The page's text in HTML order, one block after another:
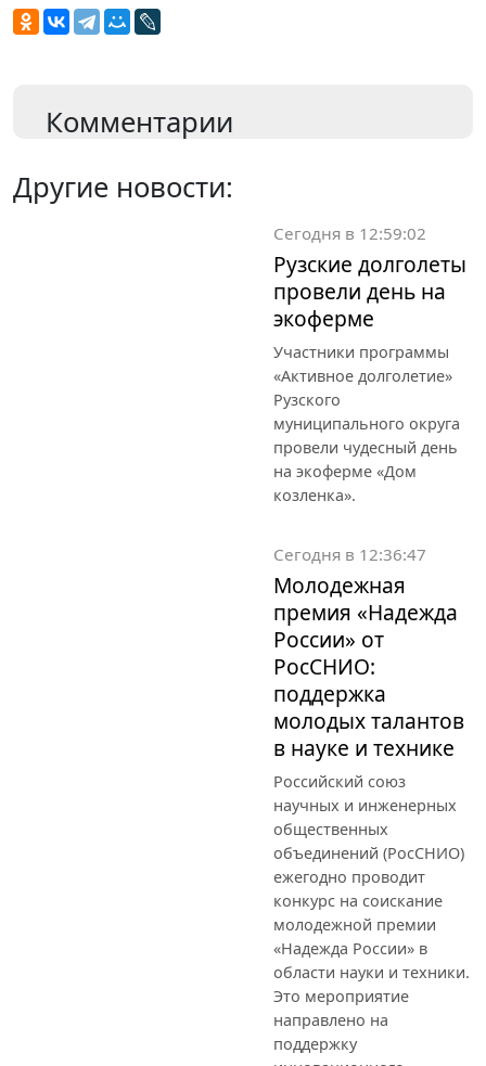
Комментарии
Другие новости:
Сегодня в 12:59:02
Рузские долголеты
провели день на
экоферме
Участники программы
«Активное долголетие»
Рузского
муниципального округа
провели чудесный день
на экоферме «Дом
козленка».
Сегодня в 12:36:47
Молодежная
премия «Надежда
России» от
РосСНИО:
поддержка
молодых талантов
в науке и технике
Российский союз
научных и инженерных
общественных
объединений (РосСНИО)
ежегодно проводит
конкурс на соискание
молодежной премии
«Надежда России» в
области науки и техники.
Это мероприятие
направлено на
поддержку